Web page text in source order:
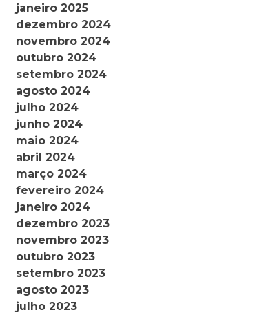
janeiro 2025
dezembro 2024
novembro 2024
outubro 2024
setembro 2024
agosto 2024
julho 2024
junho 2024
maio 2024
abril 2024
março 2024
fevereiro 2024
janeiro 2024
dezembro 2023
novembro 2023
outubro 2023
setembro 2023
agosto 2023
julho 2023